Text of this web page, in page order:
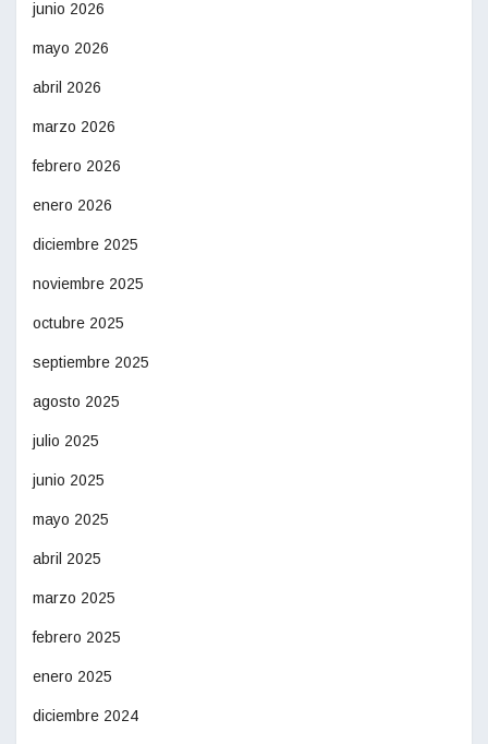
junio 2026
mayo 2026
abril 2026
marzo 2026
febrero 2026
enero 2026
diciembre 2025
noviembre 2025
octubre 2025
septiembre 2025
agosto 2025
julio 2025
junio 2025
mayo 2025
abril 2025
marzo 2025
febrero 2025
enero 2025
diciembre 2024